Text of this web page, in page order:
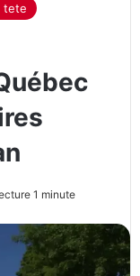
tete
1 minute